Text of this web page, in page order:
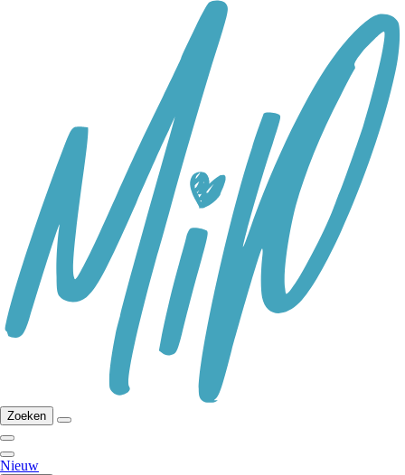
Zoeken
Nieuw